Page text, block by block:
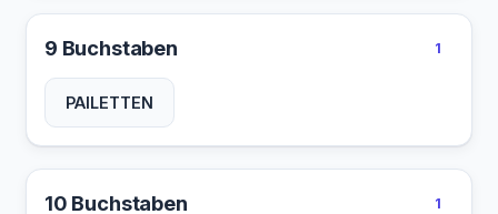
9 Buchstaben 1
PAILETTEN
10 Buchstaben 1